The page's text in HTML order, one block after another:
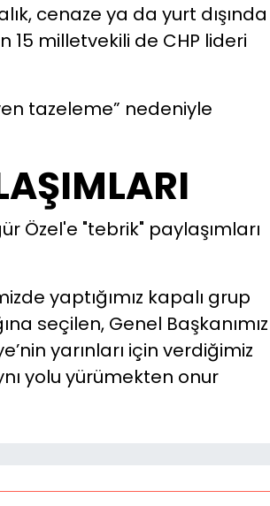
cenaze ya da yurt dışında
milletvekili de CHP lideri
tazeleme” nedeniyle
Özel'e "tebrik" paylaşımları
yaptığımız kapalı grup
seçilen, Genel Başkanımız
yarınları için verdiğimiz
yolu yürümekten onur